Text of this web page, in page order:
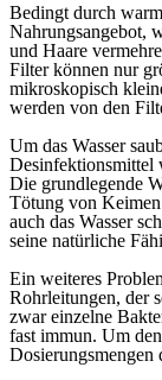
Bedingt durch
Nahrungsangebot,
und Haare
Filter können nur
mikroskopisch
werden von den
Um das Wasser
Desinfektionsmittel
Die grundlegende
Tötung von
auch das Wasser
seine natürliche
Ein weiteres
Rohrleitungen, der
zwar einzelne
fast immun. Um
Dosierungsmengen